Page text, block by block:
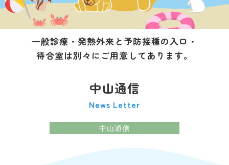
一般診療・発熱外来と予防接種の入口・
待合室は別々にご用意してあります。
中山通信
News Letter
中山通信